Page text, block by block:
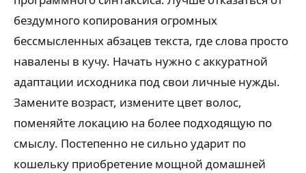
бездумного копирования огромных
бессмысленных абзацев текста, где слова просто
навалены в кучу. Начать нужно с аккуратной
адаптации исходника под свои личные нужды.
Замените возраст, измените цвет волос,
поменяйте локацию на более подходящую по
смыслу. Постепенно не сильно ударит по
кошельку приобретение мощной домашней